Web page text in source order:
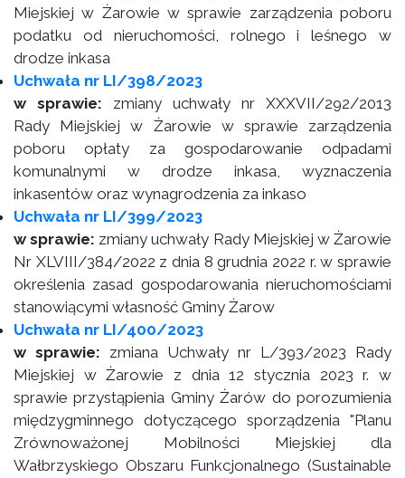
Miejskiej w Żarowie w sprawie zarządzenia poboru
podatku od nieruchomości, rolnego i leśnego w
drodze inkasa
Uchwała nr LI/398/2023
w sprawie: zmiany uchwały nr XXXVII/292/2013
Rady Miejskiej w Żarowie w sprawie zarządzenia
poboru opłaty za gospodarowanie odpadami
komunalnymi w drodze inkasa, wyznaczenia
inkasentów oraz wynagrodzenia za inkaso
Uchwała nr LI/399/2023
w sprawie: zmiany uchwały Rady Miejskiej w Żarowie
Nr XLVIII/384/2022 z dnia 8 grudnia 2022 r. w sprawie
określenia zasad gospodarowania nieruchomościami
stanowiącymi własność Gminy Żarow
Uchwała nr LI/400/2023
w sprawie: zmiana Uchwały nr L/393/2023 Rady
Miejskiej w Żarowie z dnia 12 stycznia 2023 r. w
sprawie przystąpienia Gminy Żarów do porozumienia
międzygminnego dotyczącego sporządzenia "Planu
Zrównoważonej Mobilności Miejskiej dla
Wałbrzyskiego Obszaru Funkcjonalnego (Sustainable